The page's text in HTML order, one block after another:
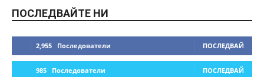
ПОСЛЕДВАЙТЕ НИ
2,955 Последователи ПОСЛЕДВАЙ
985 Последователи ПОСЛЕДВАЙ